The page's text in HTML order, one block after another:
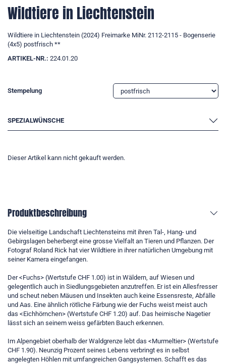
Wildtiere in Liechtenstein
Wildtiere in Liechtenstein (2024) Freimarke MiNr. 2112-2115 - Bogenserie
(4x5) postfrisch **
ARTIKEL-NR.: 224.01.20
Stempelung
SPEZIALWÜNSCHE
Dieser Artikel kann nicht gekauft werden.
Produktbeschreibung
Die vielseitige Landschaft Liechtensteins mit ihren Tal-, Hang- und
Gebirgslagen beherbergt eine grosse Vielfalt an Tieren und Pflanzen. Der
Fotograf Roland Rick hat vier Wildtiere in ihrer natürlichen Umgebung mit
seiner Kamera eingefangen.
Der <Fuchs> (Wertstufe CHF 1.00) ist in Wäldern, auf Wiesen und
gelegentlich auch in Siedlungsgebieten anzutreffen. Er ist ein Allesfresser
und scheut neben Mäusen und Insekten auch keine Essensreste, Abfälle
und Aas. Eine ähnlich rötliche Färbung wie der Fuchs weist meist auch
das <Eichhörnchen> (Wertstufe CHF 1.20) auf. Das heimische Nagetier
lässt sich an seinem weiss gefärbten Bauch erkennen.
Im Alpengebiet oberhalb der Waldgrenze lebt das <Murmeltier> (Wertstufe
CHF 1.90). Neunzig Prozent seines Lebens verbringt es in selbst
angelegten Höhlen mit umfangreichen Gangsystemen. Schafft es das